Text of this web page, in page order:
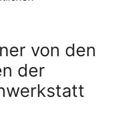
von den
der